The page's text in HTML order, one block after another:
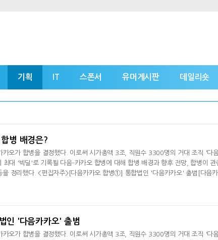
기획 IT 스폰서 유머게시판 데일리숏
병 배경은?
카오가 합병을 결정했다. 이로써 시가총액 3조, 직원수 3300명의 거대 조직 '다
최대 '빅딜'로 기록될 다음-카카오 합병에 대해 합병 배경과 향후 전망, 합병이 관
을 정리했다. <편집자주>[다음카카오 합병①] 통합법인 '다음카카오' 출범[다음
인 '다음카카오' 출범
카오가 합병을 결정했다. 이로써 시가총액 3조, 직원수 3300명의 거대 조직 '다